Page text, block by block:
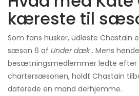
kæreste til
Som fans husker, udløste Chastain
sæson 6 af Under dæk. Mens
besætningsmedlemmer ledte efter
chartersæsonen, holdt Chastain
daterede en mand derhjemme.